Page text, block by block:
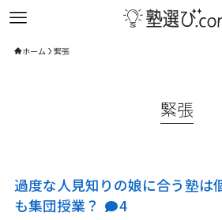
ホーム 緊張
緊張
過度な人見知りの娘に合う塾は
も集団授業？
4